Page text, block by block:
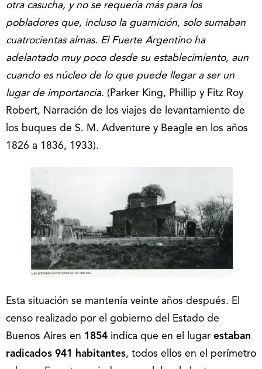
otra casucha, y no se requería más para los
pobladores que, incluso la guarnición, solo sumaban
cuatrocientas almas. El Fuerte Argentino ha
adelantado muy poco desde su establecimiento, aun
cuando es núcleo de lo que puede llegar a ser un
lugar de importancia. (Parker King, Phillip y Fitz Roy
Robert, Narración de los viajes de levantamiento de
los buques de S. M. Adventure y Beagle en los años
1826 a 1836, 1933).
Esta situación se mantenía veinte años después. El
censo realizado por el gobierno del Estado de
Buenos Aires en 1854 indica que en el lugar estaban
radicados 941 habitantes, todos ellos en el perímetro